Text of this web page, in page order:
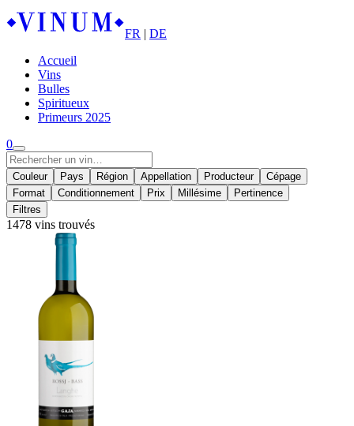
FR | DE
Accueil
Vins
Bulles
Spiritueux
Primeurs 2025
0
Couleur Pays Région Appellation Producteur
Cépage
Format
Conditionnement Prix Millésime
Pertinence
Filtres
1478 vins trouvés